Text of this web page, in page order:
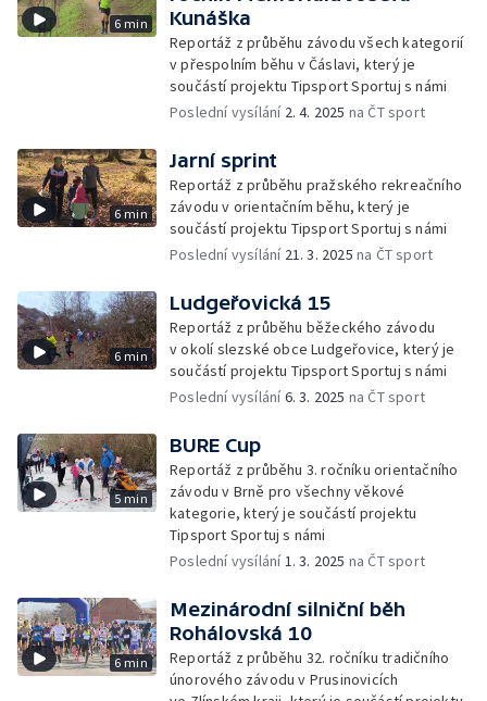
6 min
Kunáška
Reportáž z průběhu závodu všech kategorií
v přespolním běhu v Čáslavi, který je
součástí projektu Tipsport Sportuj s námi
Poslední vysílání 2. 4. 2025 na ČT sport
6 min
Jarní sprint
Reportáž z průběhu pražského rekreačního
závodu v orientačním běhu, který je
součástí projektu Tipsport Sportuj s námi
Poslední vysílání 21. 3. 2025 na ČT sport
6 min
Ludgeřovická 15
Reportáž z průběhu běžeckého závodu
v okolí slezské obce Ludgeřovice, který je
součástí projektu Tipsport Sportuj s námi
Poslední vysílání6. 3. 2025 na ČT sport
5 min
BURE Cup
Reportáž z průběhu 3. ročníku orientačního
závodu v Brně pro všechny věkové
kategorie, který je součástí projektu
Tipsport Sportuj s námi
Poslední vysílání1. 3. 2025 na ČT sport
6 min
Mezinárodní silniční běh
Rohálovská 10
Reportáž z průběhu 32. ročníku tradičního
únorového závodu v Prusinovicích